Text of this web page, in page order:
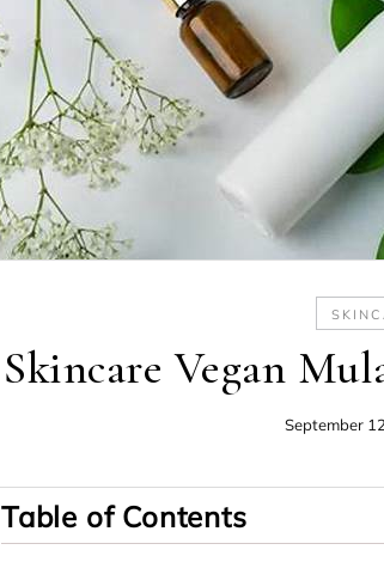
Skincare Vegan
September
Table of Contents